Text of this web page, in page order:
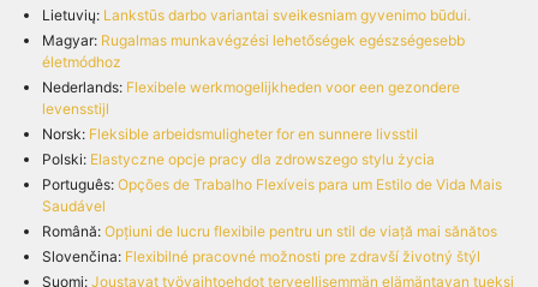
Lietuvių: Lankstūs darbo variantai sveikesniam gyvenimo būdui.
Magyar: Rugalmas munkavégzési lehetőségek egészségesebb
életmódhoz
Nederlands: Flexibele werkmogelijkheden voor een gezondere
levensstijl
Norsk: Fleksible arbeidsmuligheter for en sunnere livsstil
Polski: Elastyczne opcje pracy dla zdrowszego stylu życia
Português: Opções de Trabalho Flexíveis para um Estilo de Vida Mais
Saudável
Română: Opțiuni de lucru flexibile pentru un stil de viață mai sănătos
Slovenčina: Flexibilné pracovné možnosti pre zdravší životný štýl
Suomi: Joustavat työvaihtoehdot terveellisemmän elämäntavan tueksi